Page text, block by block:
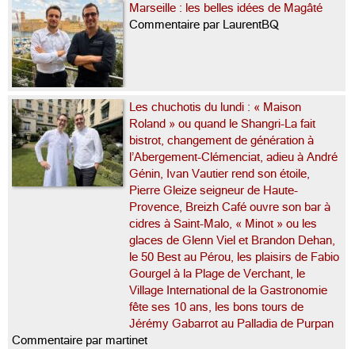
Marseille : les belles idées de Magâté
Commentaire par LaurentBQ
Les chuchotis du lundi : « Maison
Roland » ou quand le Shangri-La fait
bistrot, changement de génération à
l’Abergement-Clémenciat, adieu à André
Génin, Ivan Vautier rend son étoile,
Pierre Gleize seigneur de Haute-
Provence, Breizh Café ouvre son bar à
cidres à Saint-Malo, « Minot » ou les
glaces de Glenn Viel et Brandon Dehan,
le 50 Best au Pérou, les plaisirs de Fabio
Gourgel à la Plage de Verchant, le
Village International de la Gastronomie
fête ses 10 ans, les bons tours de
Jérémy Gabarrot au Palladia de Purpan
Commentaire par martinet